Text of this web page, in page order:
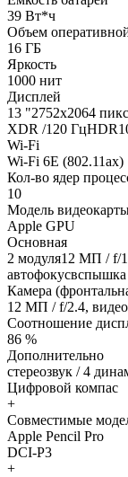
39 Вт*ч
Объем
16 ГБ
Яркость
1000 нит
Дисплей
13 "2752x2064
XDR /120
Wi-Fi
Wi-Fi 6E (802.11ax)
Кол-во ядер
10
Модель
Apple GPU
Основная
2 модуля12 МП / f/
автофокусвспышка
Камера
12 МП / f/2.4,
Соотношение
86 %
Дополнительно
стереозвук / 4
Цифровой компас
+
Совместимые
Apple Pencil Pro
DCI-P3
+